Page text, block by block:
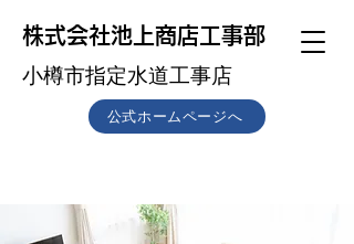
株式会社池上商店工事部
​小樽市指定水道工事店
公式ホームページへ